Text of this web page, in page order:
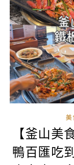
美
【釜山美
鴨百匯吃